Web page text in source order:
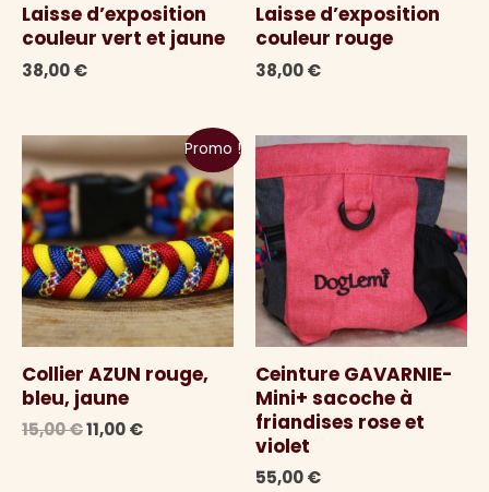
Laisse d’exposition
couleur vert et jaune
38,00€
Laisse d’exposition
couleur rouge
38,00€
Promo !
Collier AZUN rouge,
bleu, jaune
15,00€Le
11,00€Le
Ceinture GAVARNIE-
Mini+ sacoche à
friandises rose et
violet
55,00€